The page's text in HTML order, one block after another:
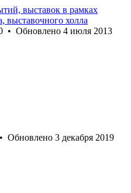
выставок в рамках
выставочного холла
• Обновлено 4 июля 2013
• Обновлено 3 декабря 2019